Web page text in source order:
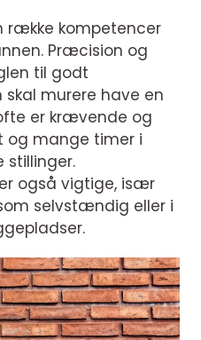
række kompetencer
Præcision og
til godt
skal murere have en
er krævende og
og mange timer i
stillinger.
også vigtige, især
selvstændig eller i